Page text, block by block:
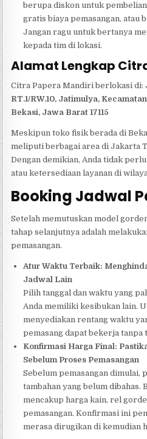
berupa diskon untuk
gratis biaya pemasangan, atau
Jangan ragu untuk bertanya
kepada tim di lokasi.
Alamat Lengkap
Citra Papera Mandiri berlokasi di:
RT.1/RW.10, Jatimulya,
Bekasi, Jawa Barat 17115
Meskipun toko fisik berada di
meliputi berbagai area di Jakarta
Dengan demikian, Anda tidak
atau ketersediaan layanan di
Booking Jadwal
Setelah memutuskan model
tahap selanjutnya adalah
pemasangan.
Atur Waktu Terbaik:
Jadwal Lain
Pilih tanggal dan waktu yang
Anda memiliki kesibukan lain.
menyediakan rentang waktu
pemasang dapat bekerja tanpa
Konfirmasi Harga Final:
Sebelum Proses Pemasangan
Sebelum pemasangan dimulai,
tambahan yang belum dibahas.
mencakup harga kain, rel
pemasangan. Konfirmasi ini
merasa dirugikan di kemudian